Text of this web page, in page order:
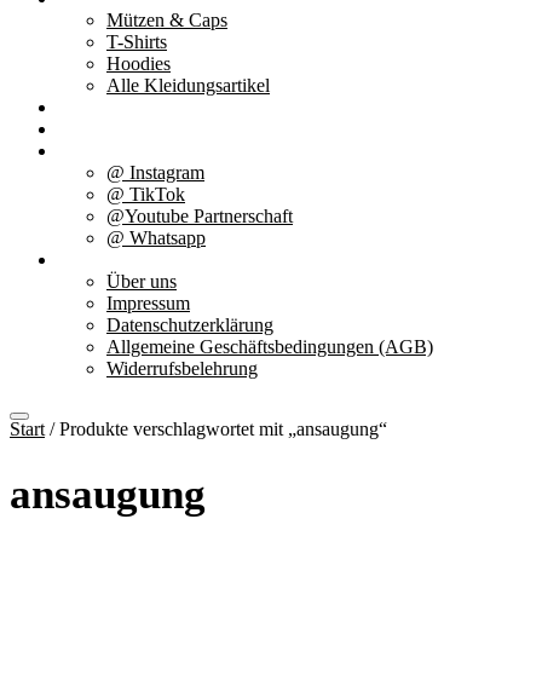
Mützen & Caps
T-Shirts
Hoodies
Alle Kleidungsartikel
@ Instagram
@ TikTok
@Youtube Partnerschaft
@ Whatsapp
Über uns
Impressum
Datenschutzerklärung
Allgemeine Geschäftsbedingungen (AGB)
Widerrufsbelehrung
Start / Produkte verschlagwortet mit „ansaugung“
ansaugung